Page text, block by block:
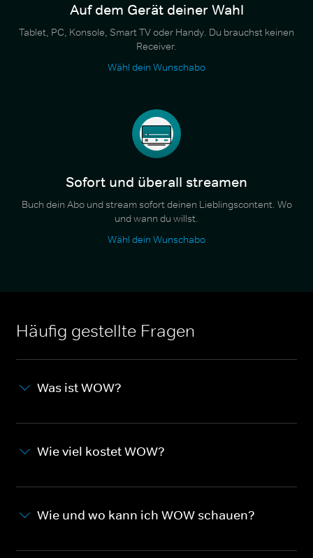
Auf dem Gerät deiner Wahl
Tablet, PC, Konsole, Smart TV oder Handy. Du brauchst keinen
Receiver.
Wähl dein Wunschabo
Sofort und überall streamen
Buch dein Abo und stream sofort deinen Lieblingscontent. Wo
und wann du willst.
Wähl dein Wunschabo
Häufig gestellte Fragen
Was ist WOW?
Wie viel kostet WOW?
Wie und wo kann ich WOW schauen?